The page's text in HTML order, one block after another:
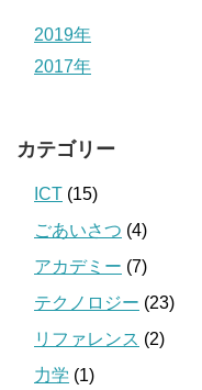
2019年
2017年
カテゴリー
ICT (15)
ごあいさつ (4)
アカデミー (7)
テクノロジー (23)
リファレンス (2)
力学 (1)